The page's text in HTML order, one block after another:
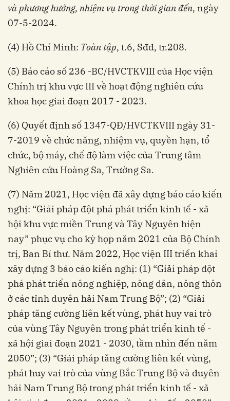
và phương hướng, nhiệm vụ trong thời gian đến, ngày
07-5-2024.
(4) Hồ Chí Minh: Toàn tập, t.6, Sđd, tr.208.
(5) Báo cáo số 236 -BC/HVCTKVIII của Học viện
Chính trị khu vực III về hoạt động nghiên cứu
khoa học giai đoạn 2017 - 2023.
(6) Quyết định số 1347-QĐ/HVCTKVIII ngày 31-
7-2019 về chức năng, nhiệm vụ, quyền hạn, tổ
chức, bộ máy, chế độ làm việc của Trung tâm
Nghiên cứu Hoàng Sa, Trường Sa.
(7) Năm 2021, Học viện đã xây dựng báo cáo kiến
nghị: “Giải pháp đột phá phát triển kinh tế - xã
hội khu vực miền Trung và Tây Nguyên hiện
nay” phục vụ cho kỳ họp năm 2021 của Bộ Chính
trị, Ban Bí thư. Năm 2022, Học viện III triển khai
xây dựng 3 báo cáo kiến nghị: (1) “Giải pháp đột
phá phát triển nông nghiệp, nông dân, nông thôn
ở các tỉnh duyên hải Nam Trung Bộ”; (2) “Giải
pháp tăng cường liên kết vùng, phát huy vai trò
của vùng Tây Nguyên trong phát triển kinh tế -
xã hội giai đoạn 2021 - 2030, tầm nhìn đến năm
2050”; (3) “Giải pháp tăng cường liên kết vùng,
phát huy vai trò của vùng Bắc Trung Bộ và duyên
hải Nam Trung Bộ trong phát triển kinh tế - xã